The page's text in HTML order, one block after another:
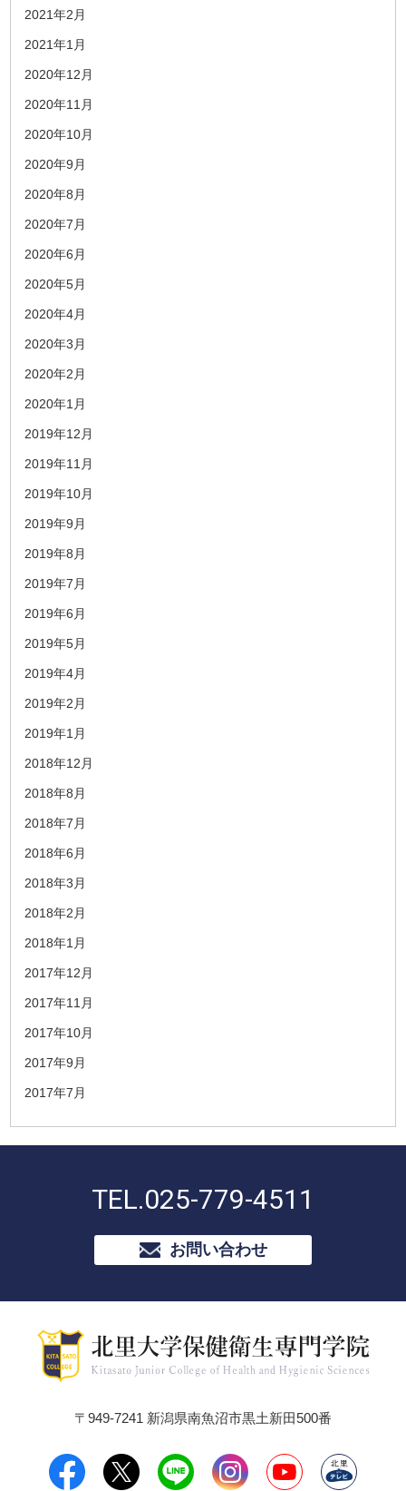
2021年2月
2021年1月
2020年12月
2020年11月
2020年10月
2020年9月
2020年8月
2020年7月
2020年6月
2020年5月
2020年4月
2020年3月
2020年2月
2020年1月
2019年12月
2019年11月
2019年10月
2019年9月
2019年8月
2019年7月
2019年6月
2019年5月
2019年4月
2019年2月
2019年1月
2018年12月
2018年8月
2018年7月
2018年6月
2018年3月
2018年2月
2018年1月
2017年12月
2017年11月
2017年10月
2017年9月
2017年7月
TEL.025-779-4511
お問い合わせ
〒949-7241 新潟県南魚沼市黒土新田500番